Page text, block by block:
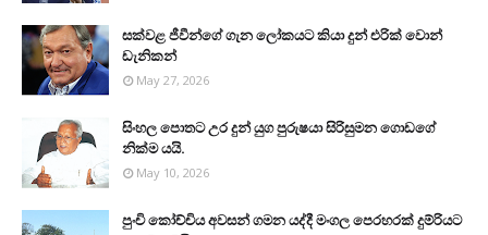
සක්වළ ජීවීන්ගේ ගැන ලෝකයට කියා දුන් එරික් වොන්
ඩැනිකන්
May 27, 2026
සිංහල පොතට උර දුන් යුග පුරුෂයා සිරිසුමන ගොඩගේ
නික්ම යයි.
May 10, 2026
පුංචි කෝච්චිය අවසන් ගමන යද්දී මංගල පෙරහරක් දුම්රියට